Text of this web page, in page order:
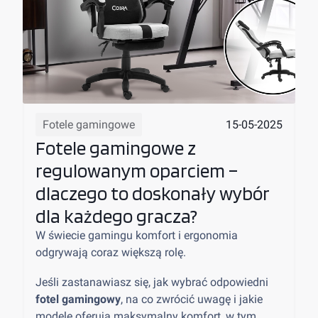
Fotele gamingowe 15-05-2025
Fotele gamingowe z
regulowanym oparciem –
dlaczego to doskonały wybór
dla każdego gracza?
W świecie gamingu komfort i ergonomia
odgrywają coraz większą rolę.
Jeśli zastanawiasz się, jak wybrać odpowiedni
fotel gamingowy, na co zwrócić uwagę i jakie